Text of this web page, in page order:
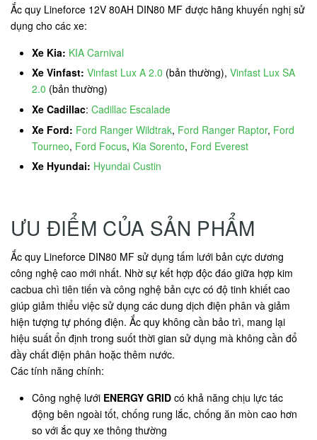
Ắc quy Lineforce 12V 80AH DIN80 MF được hãng khuyến nghị sử
dụng cho các xe:
Xe Kia: KIA Carnival
Xe Vinfast: Vinfast Lux A 2.0 (bản thường), Vinfast Lux SA
2.0 (bản thường)
Xe Cadillac: Cadillac Escalade
Xe Ford: Ford Ranger Wildtrak, Ford Ranger Raptor, Ford
Tourneo, Ford Focus, Kia Sorento, Ford Everest
Xe Hyundai: Hyundai Custin
ƯU ĐIỂM CỦA SẢN PHẨM
Ắc quy Lineforce DIN80 MF sử dụng tấm lưới bản cực dương
công nghệ cao mới nhất. Nhờ sự kết hợp độc đáo giữa hợp kim
cacbua chì tiên tiến và công nghệ bản cực có độ tinh khiết cao
giúp giảm thiểu việc sử dụng các dung dịch điện phân và giảm
hiện tượng tự phóng điện. Ắc quy không cần bảo trì, mang lại
hiệu suất ổn định trong suốt thời gian sử dụng mà không cần đổ
đầy chất điện phân hoặc thêm nước.
Các tính năng chính:
Công nghệ lưới ENERGY GRID có khả năng chịu lực tác
động bên ngoài tốt, chống rung lắc, chống ăn mòn cao hơn
so với ắc quy xe thông thường